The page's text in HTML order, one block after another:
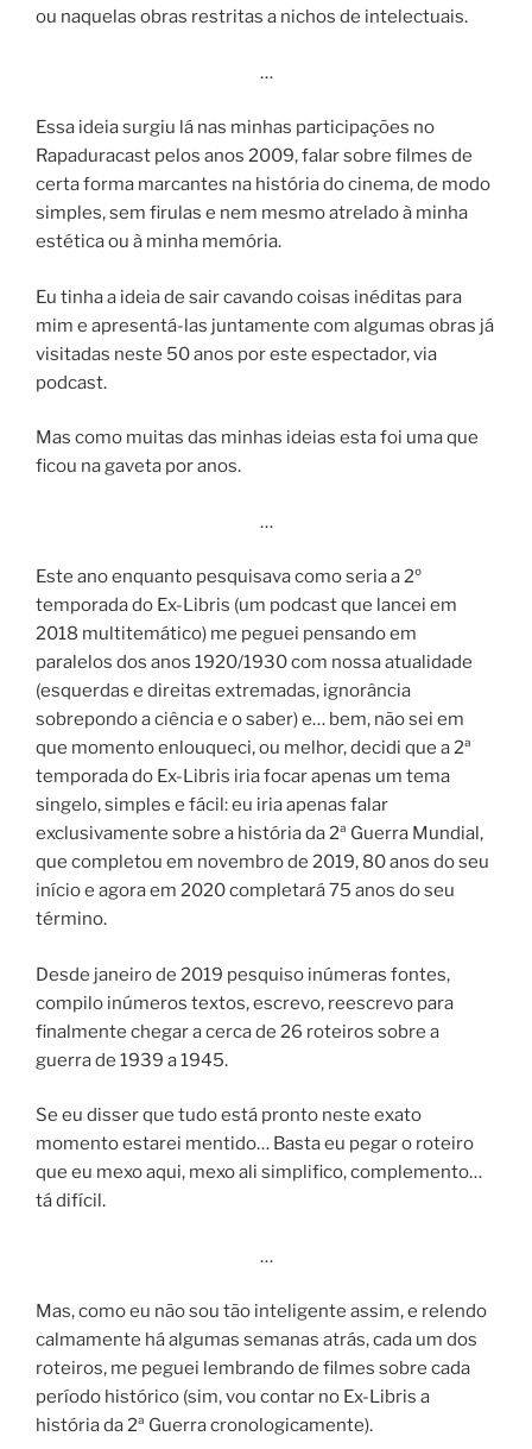
ou naquelas obras restritas a nichos de intelectuais.
…
Essa ideia surgiu lá nas minhas participações no
Rapaduracast pelos anos 2009, falar sobre filmes de
certa forma marcantes na história do cinema, de modo
simples, sem firulas e nem mesmo atrelado à minha
estética ou à minha memória.
Eu tinha a ideia de sair cavando coisas inéditas para
mim e apresentá-las juntamente com algumas obras já
visitadas neste 50 anos por este espectador, via
podcast.
Mas como muitas das minhas ideias esta foi uma que
ficou na gaveta por anos.
…
Este ano enquanto pesquisava como seria a 2º
temporada do Ex-Libris (um podcast que lancei em
2018 multitemático) me peguei pensando em
paralelos dos anos 1920/1930 com nossa atualidade
(esquerdas e direitas extremadas, ignorância
sobrepondo a ciência e o saber) e… bem, não sei em
que momento enlouqueci, ou melhor, decidi que a 2ª
temporada do Ex-Libris iria focar apenas um tema
singelo, simples e fácil: eu iria apenas falar
exclusivamente sobre a história da 2ª Guerra Mundial,
que completou em novembro de 2019, 80 anos do seu
início e agora em 2020 completará 75 anos do seu
término.
Desde janeiro de 2019 pesquiso inúmeras fontes,
compilo inúmeros textos, escrevo, reescrevo para
finalmente chegar a cerca de 26 roteiros sobre a
guerra de 1939 a 1945.
Se eu disser que tudo está pronto neste exato
momento estarei mentido… Basta eu pegar o roteiro
que eu mexo aqui, mexo ali simplifico, complemento…
tá difícil.
…
Mas, como eu não sou tão inteligente assim, e relendo
calmamente há algumas semanas atrás, cada um dos
roteiros, me peguei lembrando de filmes sobre cada
período histórico (sim, vou contar no Ex-Libris a
história da 2ª Guerra cronologicamente).